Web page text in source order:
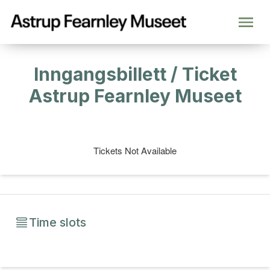
Inngangsbillett / Ticket
Astrup Fearnley Museet
Tickets Not Available
Time slots